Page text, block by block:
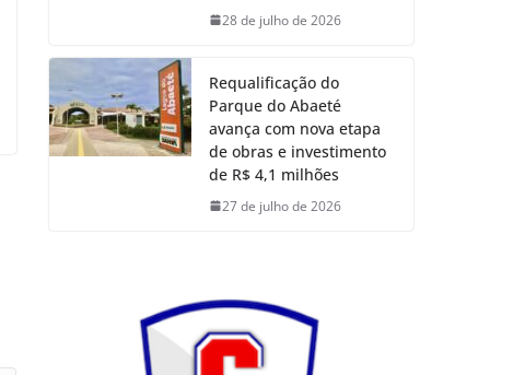
28 de julho de 2026
Requalificação do
Parque do Abaeté
avança com nova etapa
de obras e investimento
de R$ 4,1 milhões
27 de julho de 2026